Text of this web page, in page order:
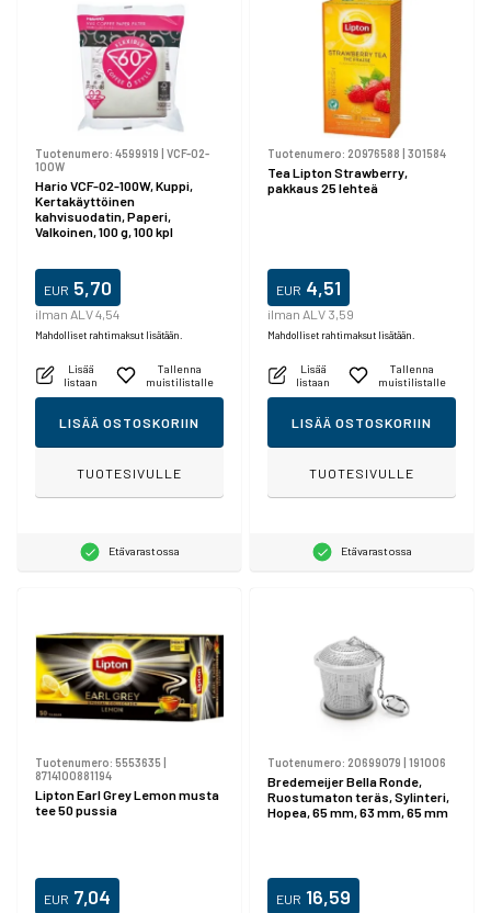
Tuotenumero: 4599919 | VCF-02-
100W
Hario VCF-02-100W, Kuppi,
Kertakäyttöinen
kahvisuodatin, Paperi,
Valkoinen, 100 g, 100 kpl
EUR 5,70
ilman ALV 4,54
Mahdolliset rahtimaksut lisätään.
Lisää
listaan
Tallenna
muistilistalle
LISÄÄ OSTOSKORIIN
TUOTESIVULLE
Etävarastossa
Tuotenumero: 20976588 | 301584
Tea Lipton Strawberry,
pakkaus 25 lehteä
EUR 4,51
ilman ALV 3,59
Mahdolliset rahtimaksut lisätään.
Lisää
listaan
Tallenna
muistilistalle
LISÄÄ OSTOSKORIIN
TUOTESIVULLE
Etävarastossa
Tuotenumero: 5553635|
8714100881194
Lipton Earl Grey Lemon musta
tee 50 pussia
EUR 7,04
Tuotenumero: 20699079 | 191006
Bredemeijer Bella Ronde,
Ruostumaton teräs, Sylinteri,
Hopea, 65 mm, 63 mm, 65 mm
EUR 16,59